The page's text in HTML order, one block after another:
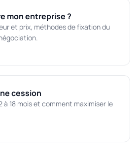
mon entreprise ?
et prix, méthodes de fixation du
cession
à 18 mois et comment maximiser le